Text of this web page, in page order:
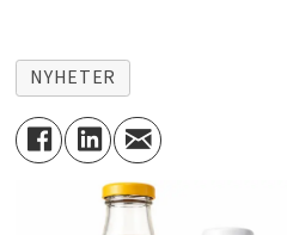
NYHETER